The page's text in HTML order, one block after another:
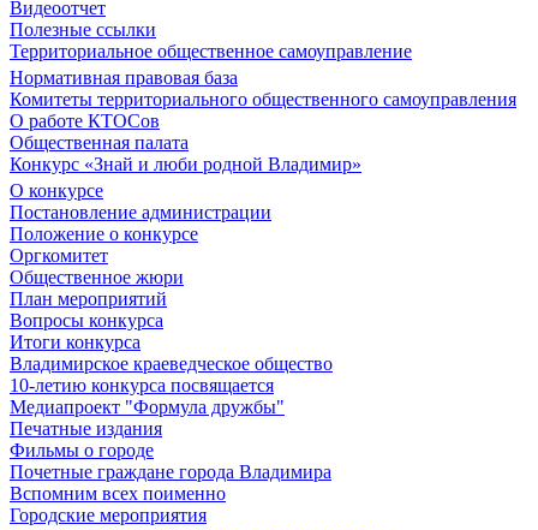
Видеоотчет
Полезные ссылки
Территориальное общественное самоуправление
Нормативная правовая база
Комитеты территориального общественного самоуправления
О работе КТОСов
Общественная палата
Конкурс «Знай и люби родной Владимир»
О конкурсе
Постановление администрации
Положение о конкурсе
Оргкомитет
Общественное жюри
План мероприятий
Вопросы конкурса
Итоги конкурса
Владимирское краеведческое общество
10-летию конкурса посвящается
Медиапроект "Формула дружбы"
Печатные издания
Фильмы о городе
Почетные граждане города Владимира
Вспомним всех поименно
Городские мероприятия